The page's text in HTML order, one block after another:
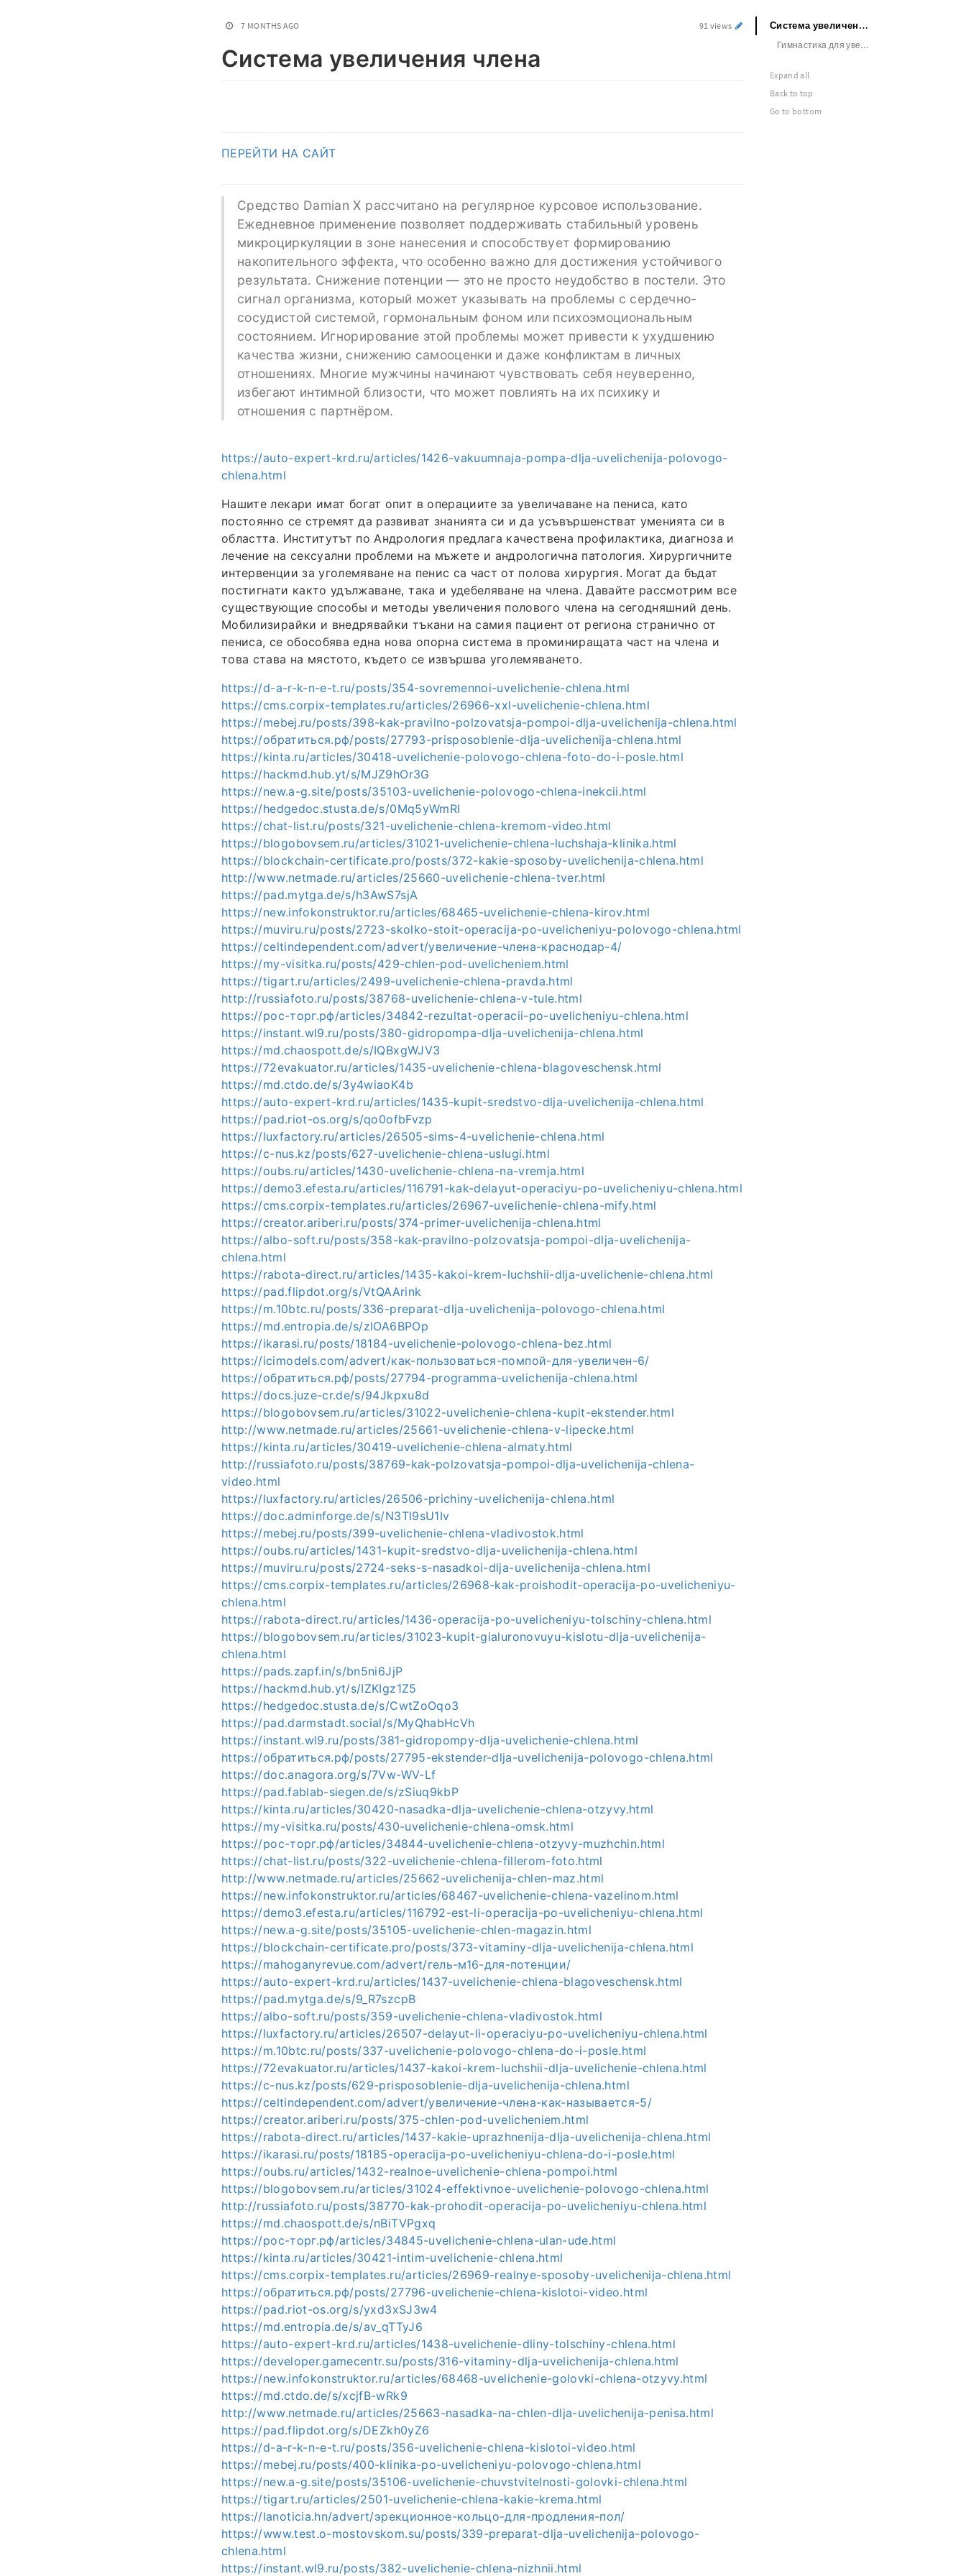
7 MONTHS AGO 91 views
Система увеличения члена
ПЕРЕЙТИ НА САЙТ
Средство Damian X рассчитано на регулярное курсовое использование.
Ежедневное применение позволяет поддерживать стабильный уровень
микроциркуляции в зоне нанесения и способствует формированию
накопительного эффекта, что особенно важно для достижения устойчивого
результата. Снижение потенции — это не просто неудобство в постели. Это
сигнал организма, который может указывать на проблемы с сердечно-
сосудистой системой, гормональным фоном или психоэмоциональным
состоянием. Игнорирование этой проблемы может привести к ухудшению
качества жизни, снижению самооценки и даже конфликтам в личных
отношениях. Многие мужчины начинают чувствовать себя неуверенно,
избегают интимной близости, что может повлиять на их психику и
отношения с партнёром.
https://auto-expert-krd.ru/articles/1426-vakuumnaja-pompa-dlja-uvelichenija-polovogo-
chlena.html
Нашите лекари имат богат опит в операциите за увеличаване на пениса, като
постоянно се стремят да развиват знанията си и да усъвършенстват уменията си в
областта. Институтът по Андрология предлага качествена профилактика, диагноза и
лечение на сексуални проблеми на мъжете и андрологична патология. Хирургичните
интервенции за уголемяване на пенис са част от полова хирургия. Могат да бъдат
постигнати както удължаване, така и удебеляване на члена. Давайте рассмотрим все
существующие способы и методы увеличения полового члена на сегодняшний день.
Мобилизирайки и внедрявайки тъкани на самия пациент от региона странично от
пениса, се обособява една нова опорна система в проминиращата част на члена и
това става на мястото, където се извършва уголемяването.
https://d-a-r-k-n-e-t.ru/posts/354-sovremennoi-uvelichenie-chlena.html
https://cms.corpix-templates.ru/articles/26966-xxl-uvelichenie-chlena.html
https://mebej.ru/posts/398-kak-pravilno-polzovatsja-pompoi-dlja-uvelichenija-chlena.html
https://обратиться.рф/posts/27793-prisposoblenie-dlja-uvelichenija-chlena.html
https://kinta.ru/articles/30418-uvelichenie-polovogo-chlena-foto-do-i-posle.html
https://hackmd.hub.yt/s/MJZ9hOr3G
https://new.a-g.site/posts/35103-uvelichenie-polovogo-chlena-inekcii.html
https://hedgedoc.stusta.de/s/0Mq5yWmRI
https://chat-list.ru/posts/321-uvelichenie-chlena-kremom-video.html
https://blogobovsem.ru/articles/31021-uvelichenie-chlena-luchshaja-klinika.html
https://blockchain-certificate.pro/posts/372-kakie-sposoby-uvelichenija-chlena.html
http://www.netmade.ru/articles/25660-uvelichenie-chlena-tver.html
https://pad.mytga.de/s/h3AwS7sjA
https://new.infokonstruktor.ru/articles/68465-uvelichenie-chlena-kirov.html
https://muviru.ru/posts/2723-skolko-stoit-operacija-po-uvelicheniyu-polovogo-chlena.html
https://celtindependent.com/advert/увеличение-члена-краснодар-4/
https://my-visitka.ru/posts/429-chlen-pod-uvelicheniem.html
https://tigart.ru/articles/2499-uvelichenie-chlena-pravda.html
http://russiafoto.ru/posts/38768-uvelichenie-chlena-v-tule.html
https://рос-торг.рф/articles/34842-rezultat-operacii-po-uvelicheniyu-chlena.html
https://instant.wl9.ru/posts/380-gidropompa-dlja-uvelichenija-chlena.html
https://md.chaospott.de/s/IQBxgWJV3
https://72evakuator.ru/articles/1435-uvelichenie-chlena-blagoveschensk.html
https://md.ctdo.de/s/3y4wiaoK4b
https://auto-expert-krd.ru/articles/1435-kupit-sredstvo-dlja-uvelichenija-chlena.html
https://pad.riot-os.org/s/qo0ofbFvzp
https://luxfactory.ru/articles/26505-sims-4-uvelichenie-chlena.html
https://c-nus.kz/posts/627-uvelichenie-chlena-uslugi.html
https://oubs.ru/articles/1430-uvelichenie-chlena-na-vremja.html
https://demo3.efesta.ru/articles/116791-kak-delayut-operaciyu-po-uvelicheniyu-chlena.html
https://cms.corpix-templates.ru/articles/26967-uvelichenie-chlena-mify.html
https://creator.ariberi.ru/posts/374-primer-uvelichenija-chlena.html
https://albo-soft.ru/posts/358-kak-pravilno-polzovatsja-pompoi-dlja-uvelichenija-
chlena.html
https://rabota-direct.ru/articles/1435-kakoi-krem-luchshii-dlja-uvelichenie-chlena.html
https://pad.flipdot.org/s/VtQAArink
https://m.10btc.ru/posts/336-preparat-dlja-uvelichenija-polovogo-chlena.html
https://md.entropia.de/s/zlOA6BPOp
https://ikarasi.ru/posts/18184-uvelichenie-polovogo-chlena-bez.html
https://icimodels.com/advert/как-пользоваться-помпой-для-увеличен-6/
https://обратиться.рф/posts/27794-programma-uvelichenija-chlena.html
https://docs.juze-cr.de/s/94Jkpxu8d
https://blogobovsem.ru/articles/31022-uvelichenie-chlena-kupit-ekstender.html
http://www.netmade.ru/articles/25661-uvelichenie-chlena-v-lipecke.html
https://kinta.ru/articles/30419-uvelichenie-chlena-almaty.html
http://russiafoto.ru/posts/38769-kak-polzovatsja-pompoi-dlja-uvelichenija-chlena-
video.html
https://luxfactory.ru/articles/26506-prichiny-uvelichenija-chlena.html
https://doc.adminforge.de/s/N3Tl9sU1Iv
https://mebej.ru/posts/399-uvelichenie-chlena-vladivostok.html
https://oubs.ru/articles/1431-kupit-sredstvo-dlja-uvelichenija-chlena.html
https://muviru.ru/posts/2724-seks-s-nasadkoi-dlja-uvelichenija-chlena.html
https://cms.corpix-templates.ru/articles/26968-kak-proishodit-operacija-po-uvelicheniyu-
chlena.html
https://rabota-direct.ru/articles/1436-operacija-po-uvelicheniyu-tolschiny-chlena.html
https://blogobovsem.ru/articles/31023-kupit-gialuronovuyu-kislotu-dlja-uvelichenija-
chlena.html
https://pads.zapf.in/s/bn5ni6JjP
https://hackmd.hub.yt/s/IZKIgz1Z5
https://hedgedoc.stusta.de/s/CwtZoOqo3
https://pad.darmstadt.social/s/MyQhabHcVh
https://instant.wl9.ru/posts/381-gidropompy-dlja-uvelichenie-chlena.html
https://обратиться.рф/posts/27795-ekstender-dlja-uvelichenija-polovogo-chlena.html
https://doc.anagora.org/s/7Vw-WV-Lf
https://pad.fablab-siegen.de/s/zSiuq9kbP
https://kinta.ru/articles/30420-nasadka-dlja-uvelichenie-chlena-otzyvy.html
https://my-visitka.ru/posts/430-uvelichenie-chlena-omsk.html
https://рос-торг.рф/articles/34844-uvelichenie-chlena-otzyvy-muzhchin.html
https://chat-list.ru/posts/322-uvelichenie-chlena-fillerom-foto.html
http://www.netmade.ru/articles/25662-uvelichenija-chlen-maz.html
https://new.infokonstruktor.ru/articles/68467-uvelichenie-chlena-vazelinom.html
https://demo3.efesta.ru/articles/116792-est-li-operacija-po-uvelicheniyu-chlena.html
https://new.a-g.site/posts/35105-uvelichenie-chlen-magazin.html
https://blockchain-certificate.pro/posts/373-vitaminy-dlja-uvelichenija-chlena.html
https://mahoganyrevue.com/advert/гель-м16-для-потенции/
https://auto-expert-krd.ru/articles/1437-uvelichenie-chlena-blagoveschensk.html
https://pad.mytga.de/s/9_R7szcpB
https://albo-soft.ru/posts/359-uvelichenie-chlena-vladivostok.html
https://luxfactory.ru/articles/26507-delayut-li-operaciyu-po-uvelicheniyu-chlena.html
https://m.10btc.ru/posts/337-uvelichenie-polovogo-chlena-do-i-posle.html
https://72evakuator.ru/articles/1437-kakoi-krem-luchshii-dlja-uvelichenie-chlena.html
https://c-nus.kz/posts/629-prisposoblenie-dlja-uvelichenija-chlena.html
https://celtindependent.com/advert/увеличение-члена-как-называется-5/
https://creator.ariberi.ru/posts/375-chlen-pod-uvelicheniem.html
https://rabota-direct.ru/articles/1437-kakie-uprazhnenija-dlja-uvelichenija-chlena.html
https://ikarasi.ru/posts/18185-operacija-po-uvelicheniyu-chlena-do-i-posle.html
https://oubs.ru/articles/1432-realnoe-uvelichenie-chlena-pompoi.html
https://blogobovsem.ru/articles/31024-effektivnoe-uvelichenie-polovogo-chlena.html
http://russiafoto.ru/posts/38770-kak-prohodit-operacija-po-uvelicheniyu-chlena.html
https://md.chaospott.de/s/nBiTVPgxq
https://рос-торг.рф/articles/34845-uvelichenie-chlena-ulan-ude.html
https://kinta.ru/articles/30421-intim-uvelichenie-chlena.html
https://cms.corpix-templates.ru/articles/26969-realnye-sposoby-uvelichenija-chlena.html
https://обратиться.рф/posts/27796-uvelichenie-chlena-kislotoi-video.html
https://pad.riot-os.org/s/yxd3xSJ3w4
https://md.entropia.de/s/av_qTTyJ6
https://auto-expert-krd.ru/articles/1438-uvelichenie-dliny-tolschiny-chlena.html
https://developer.gamecentr.su/posts/316-vitaminy-dlja-uvelichenija-chlena.html
https://new.infokonstruktor.ru/articles/68468-uvelichenie-golovki-chlena-otzyvy.html
https://md.ctdo.de/s/xcjfB-wRk9
http://www.netmade.ru/articles/25663-nasadka-na-chlen-dlja-uvelichenija-penisa.html
https://pad.flipdot.org/s/DEZkh0yZ6
https://d-a-r-k-n-e-t.ru/posts/356-uvelichenie-chlena-kislotoi-video.html
https://mebej.ru/posts/400-klinika-po-uvelicheniyu-polovogo-chlena.html
https://new.a-g.site/posts/35106-uvelichenie-chuvstvitelnosti-golovki-chlena.html
https://tigart.ru/articles/2501-uvelichenie-chlena-kakie-krema.html
https://lanoticia.hn/advert/эрекционное-кольцо-для-продления-пол/
https://www.test.o-mostovskom.su/posts/339-preparat-dlja-uvelichenija-polovogo-
chlena.html
https://instant.wl9.ru/posts/382-uvelichenie-chlena-nizhnii.html
Система увеличения члена
Гимнастика для увеличения члена
Expand all
Back to top
Go to bottom